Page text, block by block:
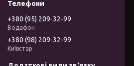
+380 (95) 209-32-99
Водафон
+380 (98) 209-32-99
Київстар